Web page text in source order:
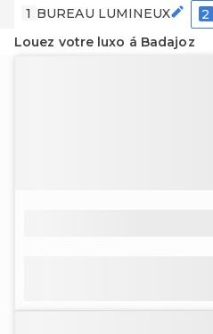
1 BUREAU LUMINEUX 2
Louez votre luxo á Badajoz